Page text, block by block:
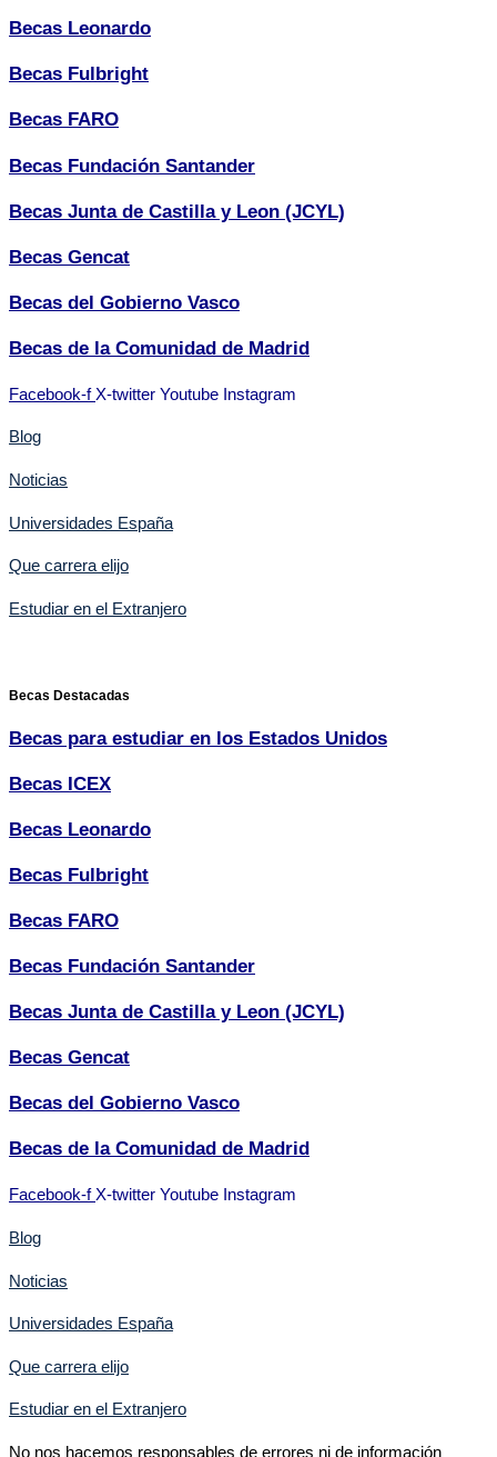
Becas Leonardo
Becas Fulbright
Becas FARO
Becas Fundación Santander
Becas Junta de Castilla y Leon (JCYL)
Becas Gencat
Becas del Gobierno Vasco
Becas de la Comunidad de Madrid
Facebook-f X-twitter Youtube Instagram
Blog
Noticias
Universidades España
Que carrera elijo
Estudiar en el Extranjero
Becas Destacadas
Becas para estudiar en los Estados Unidos
Becas ICEX
Becas Leonardo
Becas Fulbright
Becas FARO
Becas Fundación Santander
Becas Junta de Castilla y Leon (JCYL)
Becas Gencat
Becas del Gobierno Vasco
Becas de la Comunidad de Madrid
Facebook-f X-twitter Youtube Instagram
Blog
Noticias
Universidades España
Que carrera elijo
Estudiar en el Extranjero
No nos hacemos responsables de errores ni de información